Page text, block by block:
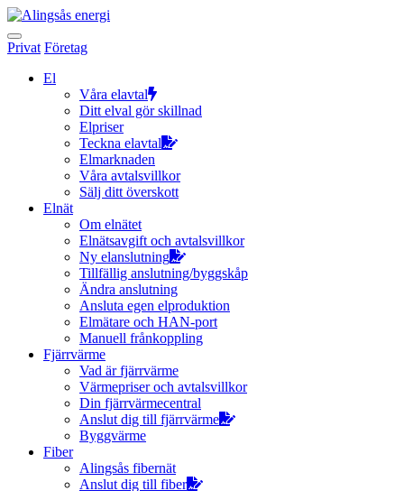
Hoppa
till
innehållet
Privat Företag
El
Våra elavtal
Ditt elval gör skillnad
Elpriser
Teckna elavtal
Elmarknaden
Våra avtalsvillkor
Sälj ditt överskott
Elnät
Om elnätet
Elnätsavgift och avtalsvillkor
Ny elanslutning
Tillfällig anslutning/byggskåp
Ändra anslutning
Ansluta egen elproduktion
Elmätare och HAN-port
Manuell frånkoppling
Fjärrvärme
Vad är fjärrvärme
Värmepriser och avtalsvillkor
Din fjärrvärmecentral
Anslut dig till fjärrvärme
Byggvärme
Fiber
Alingsås fibernät
Anslut dig till fiber